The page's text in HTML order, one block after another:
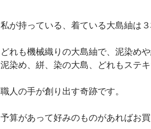
私が持っている、着ている大島紬は３
どれも機械織りの大島紬で、泥染め
泥染め、絣、染の大島、どれもステキ
職人の手が創り出す奇跡です。
予算があって好みのものがあればお